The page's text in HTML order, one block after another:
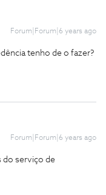
Forum|Forum|6 years ago
tenho de o fazer?
Forum|Forum|6 years ago
do serviço de